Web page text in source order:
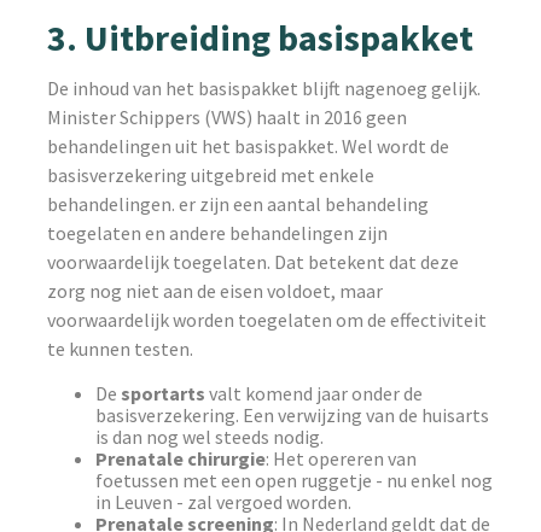
3. Uitbreiding basispakket
De inhoud van het basispakket blijft nagenoeg gelijk.
Minister Schippers (VWS) haalt in 2016 geen
behandelingen uit het basispakket. Wel wordt de
basisverzekering uitgebreid met enkele
behandelingen. er zijn een aantal behandeling
toegelaten en andere behandelingen zijn
voorwaardelijk toegelaten. Dat betekent dat deze
zorg nog niet aan de eisen voldoet, maar
voorwaardelijk worden toegelaten om de effectiviteit
te kunnen testen.
De sportarts valt komend jaar onder de
basisverzekering. Een verwijzing van de huisarts
is dan nog wel steeds nodig.
Prenatale chirurgie: Het opereren van
foetussen met een open ruggetje - nu enkel nog
in Leuven - zal vergoed worden.
Prenatale screening: In Nederland geldt dat de